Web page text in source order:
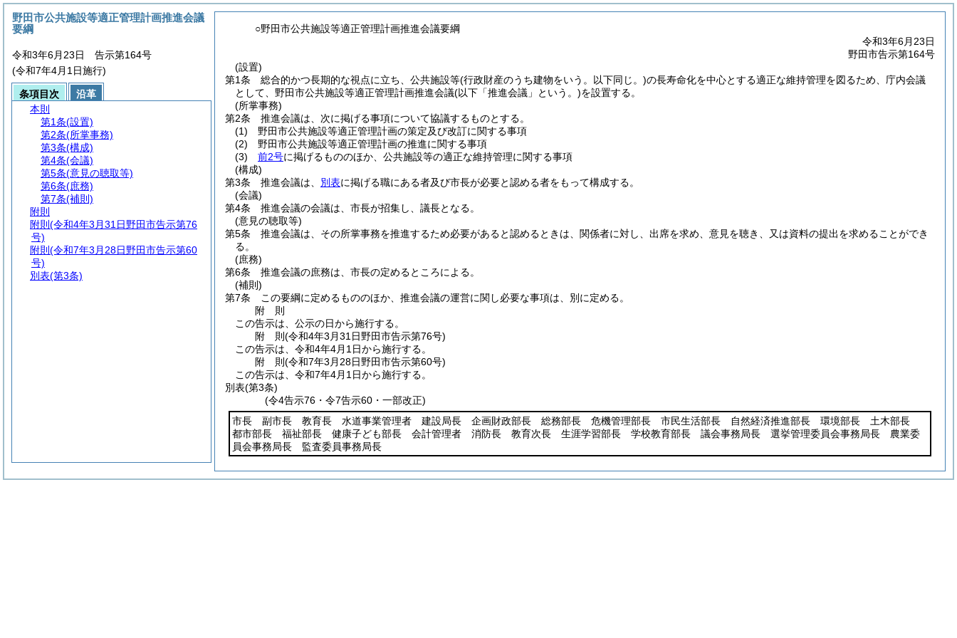
○野田市公共施設等適正管理計画推進会議要綱
令和3年6月23日
野田市告示第164号
(設置)
第1条
総合的かつ長期的な視点に立ち、公共施設等(行政財産のうち建物をいう。以下同じ。)の長寿命化を中心とする適正な維持管理を図るため、庁内会議
として、野田市公共施設等適正管理計画推進会議(以下「推進会議」という。)を設置する。
(所掌事務)
第2条
推進会議は、次に掲げる事項について協議するものとする。
(1)
野田市公共施設等適正管理計画の策定及び改訂に関する事項
(2)
野田市公共施設等適正管理計画の推進に関する事項
(3)
前2号に掲げるもののほか、公共施設等の適正な維持管理に関する事項
(構成)
第3条
推進会議は、 別表に掲げる職にある者及び市長が必要と認める者をもって構成する。
(会議)
第4条
推進会議の会議は、市長が招集し、議長となる。
(意見の聴取等)
第5条
推進会議は、その所掌事務を推進するため必要があると認めるときは、関係者に対し、出席を求め、意見を聴き、又は資料の提出を求めることができ
る。
(庶務)
第6条
推進会議の庶務は、市長の定めるところによる。
(補則)
第7条
この要綱に定めるもののほか、推進会議の運営に関し必要な事項は、別に定める。
附 則
この告示は、公示の日から施行する。
附 則(令和4年3月31日野田市告示第76号)
この告示は、令和4年4月1日から施行する。
附 則(令和7年3月28日野田市告示第60号)
この告示は、令和7年4月1日から施行する。
別表(第3条)
(令4告示76・令7告示60・一部改正)
市長 副市長 教育長 水道事業管理者 建設局長 企画財政部長 総務部長 危機管理部長 市民生活部長 自然経済推進部長 環境部長 土木部長
都市部長 福祉部長 健康子ども部長 会計管理者 消防長 教育次長 生涯学習部長 学校教育部長 議会事務局長 選挙管理委員会事務局長 農業委
員会事務局長 監査委員事務局長
野田市公共施設等適正管理計画推進会議
要綱
令和3年6月23日 告示第164号
(令和7年4月1日施行)
条項目次
沿革
本則
第1条(設置)
第2条(所掌事務)
第3条(構成)
第4条(会議)
第5条(意見の聴取等)
第6条(庶務)
第7条(補則)
附則
附則 (令和4年3月31日野田市告示第76
号)
附則 (令和7年3月28日野田市告示第60
号)
別表(第3条)